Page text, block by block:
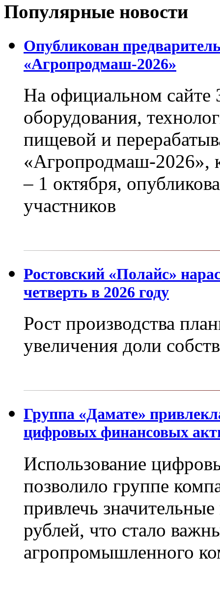
Популярные новости
Опубликован
«Агропродмаш-2026»
На официальном сайте
оборудования,
пищевой и
«Агропродмаш-2026»,
– 1 октября,
участников
Ростовский «Полайс»
четверть в 2026 году
Рост производства
увеличения доли
Группа «Дамате»
цифровых финансовых
Использование
позволило группе
привлечь
рублей, что стало
агропромышленного